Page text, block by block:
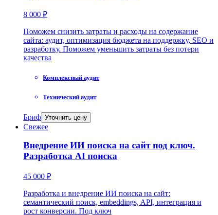
8 000 ₽
Поможем снизить затраты и расходы на содержание
сайта: аудит, оптимизация бюджета на поддержку, SEO и
разработку. Поможем уменьшить затраты без потери
качества
Комплексный аудит
Технический аудит
Бриф Уточнить цену
Свежее
Внедрение ИИ поиска на сайт под ключ.
Разработка AI поиска
45 000 ₽
Разработка и внедрение ИИ поиска на сайт:
семантический поиск, embeddings, API, интеграция и
рост конверсии. Под ключ